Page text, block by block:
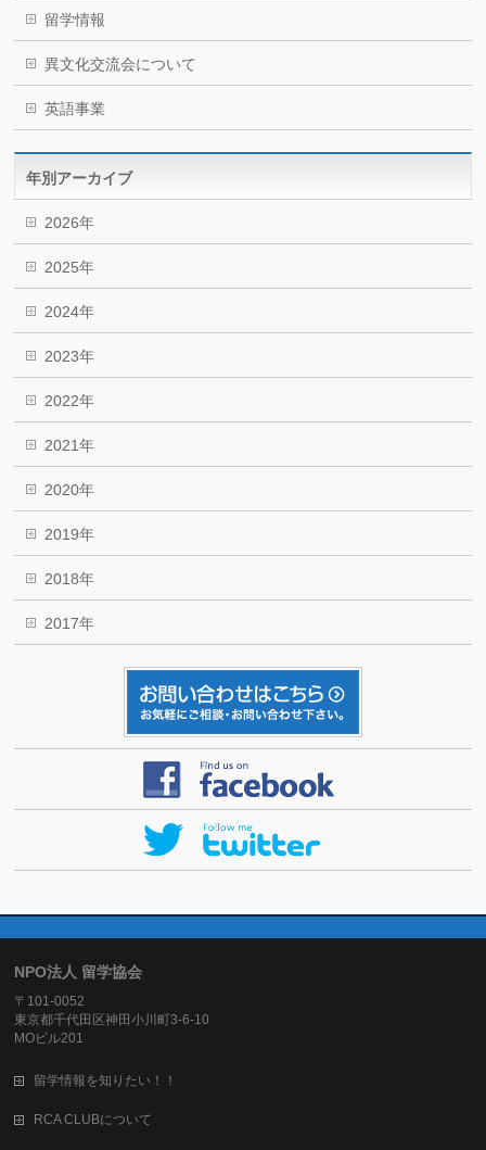
留学情報
異文化交流会について
英語事業
年別アーカイブ
2026年
2025年
2024年
2023年
2022年
2021年
2020年
2019年
2018年
2017年
NPO法人 留学協会
〒101-0052
東京都千代田区神田小川町3-6-10
MOビル201
留学情報を知りたい！！
RCA CLUBについて